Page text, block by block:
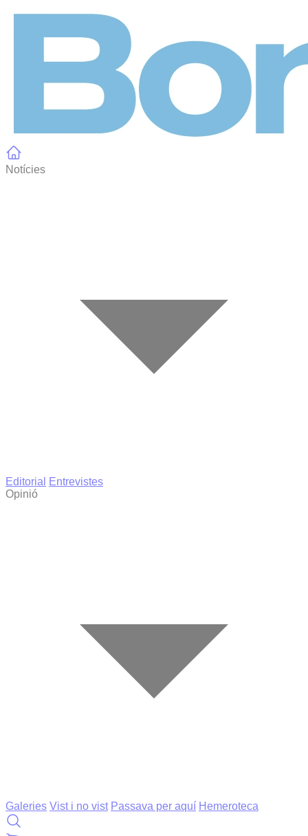
Notícies
Editorial
Entrevistes
Opinió
Galeries Vist i no vist Passava per aquí Hemeroteca